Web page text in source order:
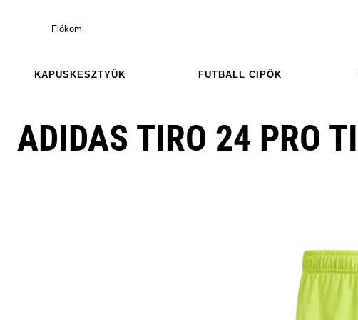
Fiókom
KAPUSKESZTYŰK FUTBALL CIPŐK
ADIDAS TIRO 24 PRO